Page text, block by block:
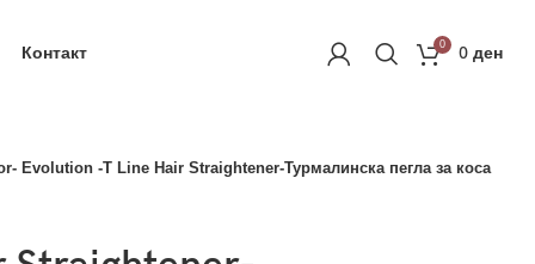
Контакт 0 0 ден
Evolution -T Line Hair Straightener-Турмалинска пегла за коса